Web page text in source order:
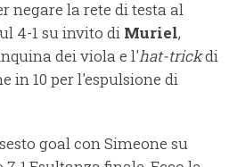
negare la rete di testa al
4-1 su invito di Muriel,
dei viola e l'hat-trickdi
in 10 per l'espulsione di
goal con Simeone su